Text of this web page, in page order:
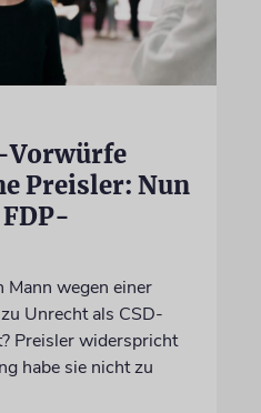
Vorwürfe
Preisler: Nun
Mann wegen einer
Unrecht als CSD-
Preisler widerspricht
habe sie nicht zu